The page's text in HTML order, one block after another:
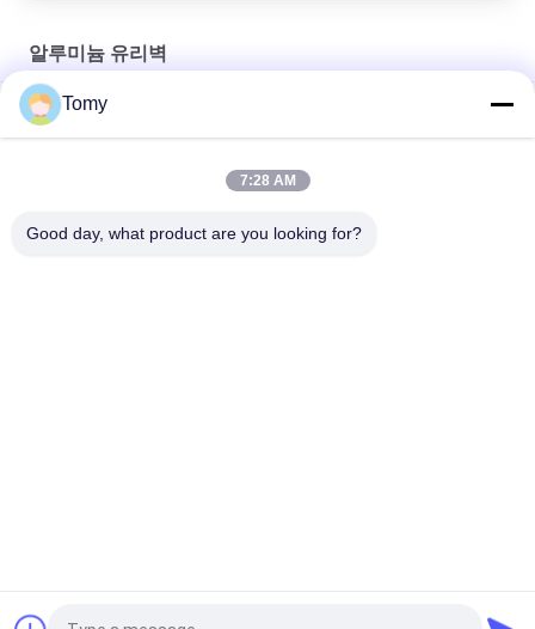
알루미늄 유리벽
알루미늄 합금 돔 지붕 건물 FRP 섬유 엽 유리 천문 뚜??
Tomy
7:28 AM
Good day, what product are you looking for?